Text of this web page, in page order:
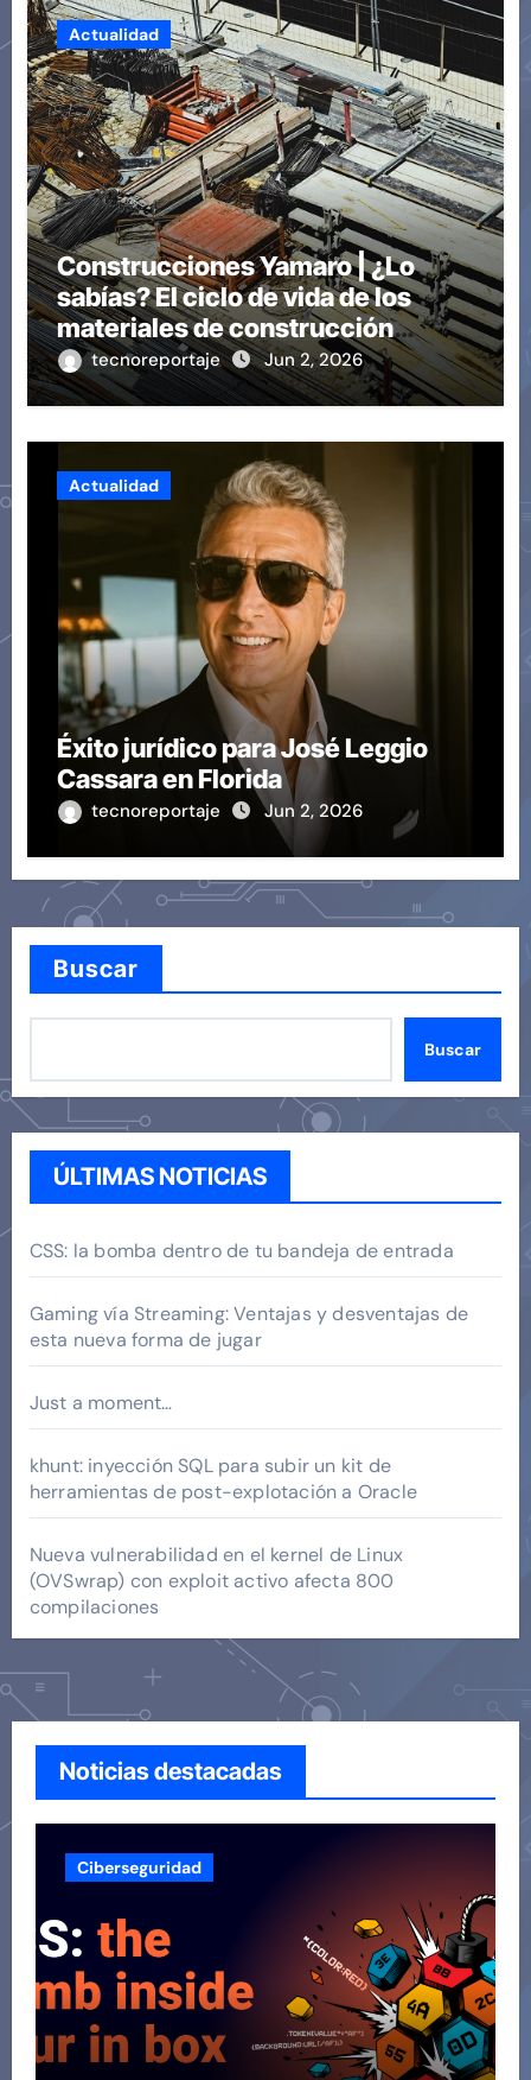
Actualidad
Construcciones Yamaro | ¿Lo
sabías? El ciclo de vida de los
materiales de construcción
revoluciona eficiencia en
proyectos modernos
tecnoreportaje Jun 2, 2026
Actualidad
Éxito jurídico para José Leggio
Cassara en Florida
tecnoreportaje Jun 2, 2026
Buscar
Buscar
ÚLTIMAS NOTICIAS
CSS: la bomba dentro de tu bandeja de entrada
Gaming vía Streaming: Ventajas y desventajas de
esta nueva forma de jugar
Just a moment…
khunt: inyección SQL para subir un kit de
herramientas de post-explotación a Oracle
Nueva vulnerabilidad en el kernel de Linux
(OVSwrap) con exploit activo afecta 800
compilaciones
Noticias destacadas
Ciberseguridad